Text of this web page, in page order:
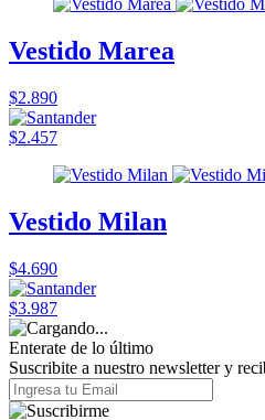
Vestido Marea
$2.890
$2.457
Vestido Milan
$4.690
$3.987
Enterate de lo último
Suscribite a nuestro newsletter y